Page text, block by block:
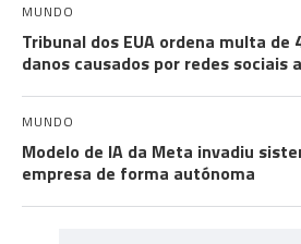
MUNDO
Tribunal dos EUA ordena multa de
danos causados por redes sociais
MUNDO
Modelo de IA da Meta invadiu
empresa de forma autónoma